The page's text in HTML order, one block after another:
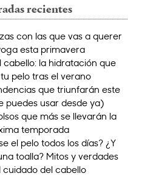
recientes
con las que vas a querer
esta primavera
cabello: la hidratación que
pelo tras el verano
que triunfarán este
puedes usar desde ya)
que más se llevarán la
temporada
el pelo todos los días? ¿Y
toalla? Mitos y verdades
cuidado del cabello